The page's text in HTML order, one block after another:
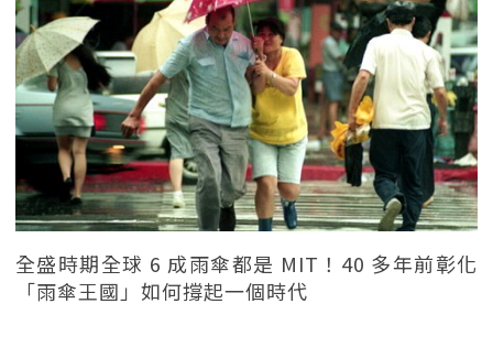
全盛時期全球 6 成雨傘都是 MIT！40 多年前彰化
「雨傘王國」如何撐起一個時代